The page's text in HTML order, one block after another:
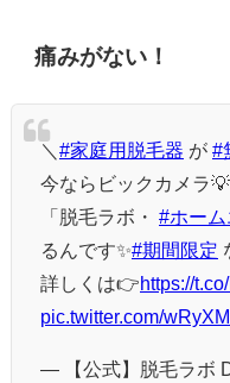
痛みがない！
＼ #家庭用脱毛器 が #
今ならビックカメラ
「脱毛ラボ・ #ホー
るんです✨#期間限定
詳しくは👉https://
pic.twitter.com/
— 【公式】脱毛ラボ